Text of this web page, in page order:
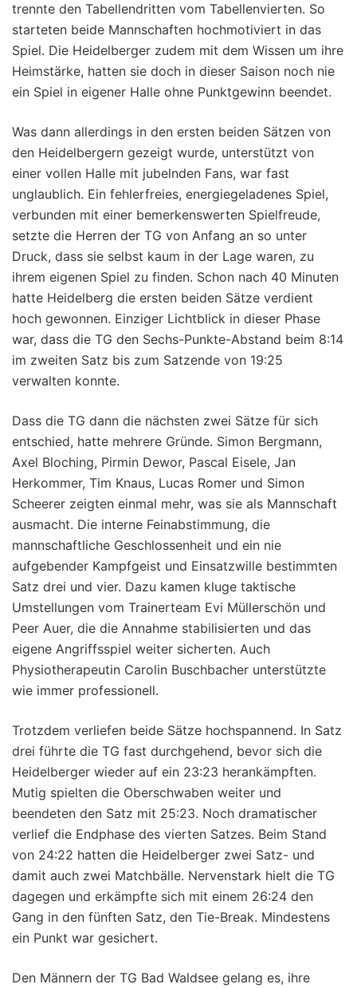
trennte den Tabellendritten vom Tabellenvierten. So
starteten beide Mannschaften hochmotiviert in das
Spiel. Die Heidelberger zudem mit dem Wissen um ihre
Heimstärke, hatten sie doch in dieser Saison noch nie
ein Spiel in eigener Halle ohne Punktgewinn beendet.
Was dann allerdings in den ersten beiden Sätzen von
den Heidelbergern gezeigt wurde, unterstützt von
einer vollen Halle mit jubelnden Fans, war fast
unglaublich. Ein fehlerfreies, energiegeladenes Spiel,
verbunden mit einer bemerkenswerten Spielfreude,
setzte die Herren der TG von Anfang an so unter
Druck, dass sie selbst kaum in der Lage waren, zu
ihrem eigenen Spiel zu finden. Schon nach 40 Minuten
hatte Heidelberg die ersten beiden Sätze verdient
hoch gewonnen. Einziger Lichtblick in dieser Phase
war, dass die TG den Sechs-Punkte-Abstand beim 8:14
im zweiten Satz bis zum Satzende von 19:25
verwalten konnte.
Dass die TG dann die nächsten zwei Sätze für sich
entschied, hatte mehrere Gründe. Simon Bergmann,
Axel Bloching, Pirmin Dewor, Pascal Eisele, Jan
Herkommer, Tim Knaus, Lucas Romer und Simon
Scheerer zeigten einmal mehr, was sie als Mannschaft
ausmacht. Die interne Feinabstimmung, die
mannschaftliche Geschlossenheit und ein nie
aufgebender Kampfgeist und Einsatzwille bestimmten
Satz drei und vier. Dazu kamen kluge taktische
Umstellungen vom Trainerteam Evi Müllerschön und
Peer Auer, die die Annahme stabilisierten und das
eigene Angriffsspiel weiter sicherten. Auch
Physiotherapeutin Carolin Buschbacher unterstützte
wie immer professionell.
Trotzdem verliefen beide Sätze hochspannend. In Satz
drei führte die TG fast durchgehend, bevor sich die
Heidelberger wieder auf ein 23:23 herankämpften.
Mutig spielten die Oberschwaben weiter und
beendeten den Satz mit 25:23. Noch dramatischer
verlief die Endphase des vierten Satzes. Beim Stand
von 24:22 hatten die Heidelberger zwei Satz- und
damit auch zwei Matchbälle. Nervenstark hielt die TG
dagegen und erkämpfte sich mit einem 26:24 den
Gang in den fünften Satz, den Tie-Break. Mindestens
ein Punkt war gesichert.
Den Männern der TG Bad Waldsee gelang es, ihre